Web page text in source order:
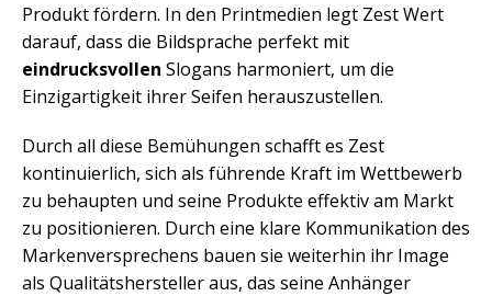
Produkt fördern. In den Printmedien legt Zest Wert
darauf, dass die Bildsprache perfekt mit
eindrucksvollen Slogans harmoniert, um die
Einzigartigkeit ihrer Seifen herauszustellen.
Durch all diese Bemühungen schafft es Zest
kontinuierlich, sich als führende Kraft im Wettbewerb
zu behaupten und seine Produkte effektiv am Markt
zu positionieren. Durch eine klare Kommunikation des
Markenversprechens bauen sie weiterhin ihr Image
als Qualitätshersteller aus, das seine Anhänger